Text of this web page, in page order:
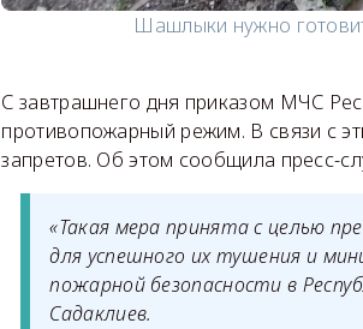
Шашлыки нужно
С завтрашнего дня приказом МЧС
противопожарный режим. В связи с
запретов. Об этом сообщила пресс-
«Такая мера принята с целью
для успешного их тушения и
пожарной безопасности в
Садаклиев.